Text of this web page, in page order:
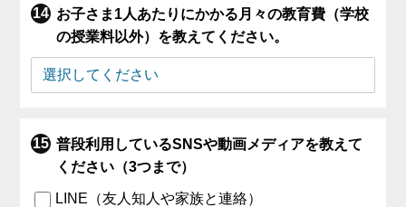
お子さま1人あたりにかかる月々の教育費（学校
の授業料以外）を教えてください。
普段利用しているSNSや動画メディアを教えて
ください（3つまで）
LINE（友人知人や家族と連絡）